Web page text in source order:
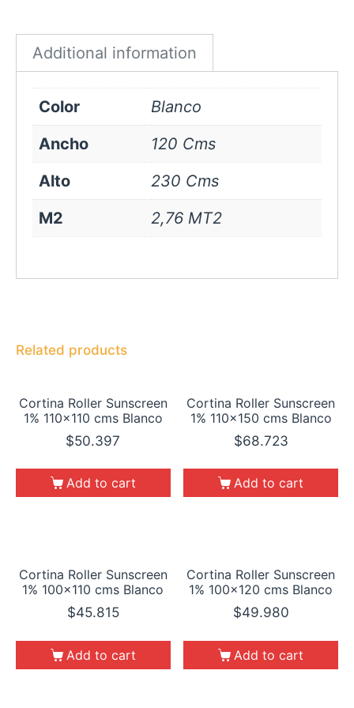
Additional information
Color
Blanco
Ancho
120 Cms
Alto
230 Cms
M2
2,76 MT2
Related products
Cortina Roller Sunscreen
1% 110×110 cms Blanco
$50.397
Add to cart
Cortina Roller Sunscreen
1% 110×150 cms Blanco
$68.723
Add to cart
Cortina Roller Sunscreen
1% 100×110 cms Blanco
$45.815
Add to cart
Cortina Roller Sunscreen
1% 100×120 cms Blanco
$49.980
Add to cart